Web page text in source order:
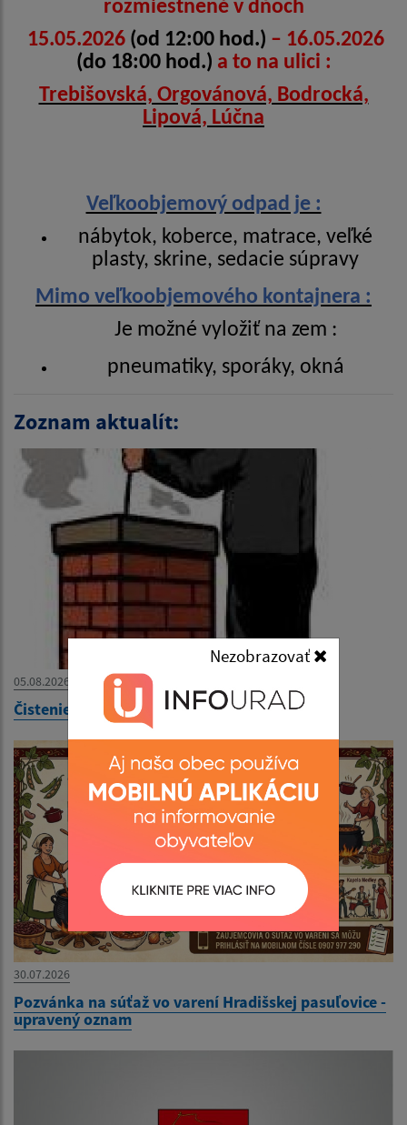
Nezobrazovať
rozmiestnené v dňoch
15.05.2026 (od 12:00 hod.) – 16.05.2026
(do 18:00 hod.) a to na ulici :
Trebišovská, Orgovánová, Bodrocká,
Lipová, Lúčna
Veľkoobjemový odpad je :
nábytok, koberce, matrace, veľké
plasty, skrine, sedacie súpravy
Mimo veľkoobjemového kontajnera :
Je možné vyložiť na zem :
pneumatiky, sporáky, okná
Zoznam aktualít:
05.08.2026
Čistenie komínov v obci
30.07.2026
Pozvánka na súťaž vo varení Hradišskej pasuľovice -
upravený oznam